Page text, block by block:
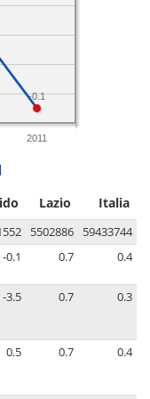
2011
-0.1
Lazio Italia
5502886
59433744
-0.1 0.7 0.4
-3.5 0.7 0.3
0.5 0.7 0.4